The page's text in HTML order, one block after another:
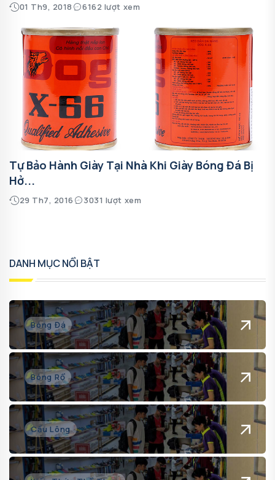
01 Th9, 2018 6162 lượt xem
Tự Bảo Hành Giày Tại Nhà Khi Giày Bóng Đá Bị
Hở...
29 Th7, 2016 3031 lượt xem
DANH MỤC NỔI BẬT
Bóng Đá
Bóng Rổ
Cầu Lông